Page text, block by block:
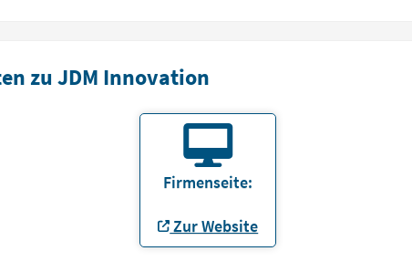
zu JDM Innovation
Firmenseite:
Zur Website